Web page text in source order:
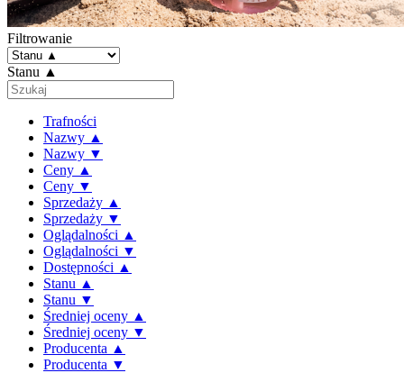
Filtrowanie
Stanu ▲
Trafności
Nazwy ▲
Nazwy ▼
Ceny ▲
Ceny ▼
Sprzedaży ▲
Sprzedaży ▼
Oglądalności ▲
Oglądalności ▼
Dostępności ▲
Stanu ▲
Stanu ▼
Średniej oceny ▲
Średniej oceny ▼
Producenta ▲
Producenta ▼